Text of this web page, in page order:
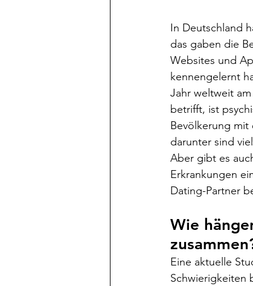
In Deutschland
das gaben die
Websites und
kennengelernt
Jahr weltweit
betrifft, ist
Bevölkerung mit
darunter sind
Aber gibt es
Erkrankungen
Dating-Partner
Wie
Eine aktuelle
Schwierigkeiten